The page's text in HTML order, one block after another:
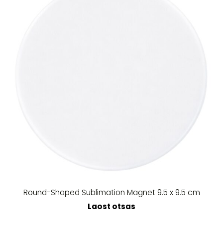
Round-Shaped Sublimation Magnet 9.5 x 9.5 cm
Laost otsas